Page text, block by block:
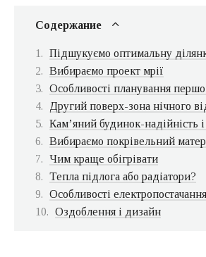
Содержание
Підшукуємо оптимальну
Вибираємо проект мрії
Особливості планування
Другий поверх-зона нічного
Кам’яний будинок-надійність і
Вибираємо покрівельний
Чим краще обігрівати
Тепла підлога або радіатори?
Особливості електропостачання
Оздоблення і дизайн